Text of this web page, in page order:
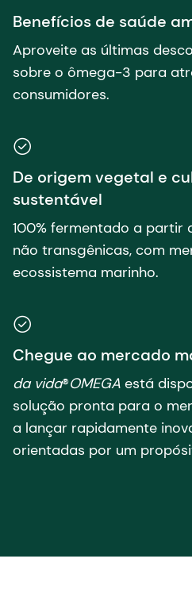
Benefícios de saúde
Aproveite as últimas
sobre o ômega-3 para
consumidores.
De origem vegetal e
sustentável
100% fermentado a partir
não transgênicas, com
ecossistema marinho.
Chegue ao mercado
da vida®OMEGA está
solução pronta para o
a lançar rapidamente
orientadas por um